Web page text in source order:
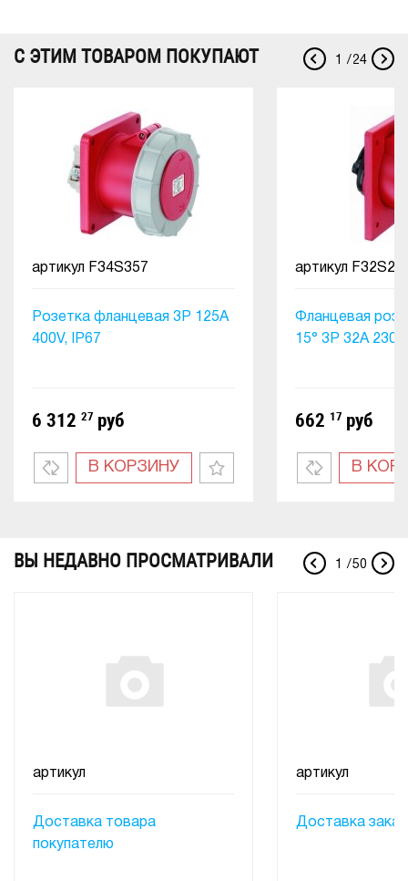
С ЭТИМ ТОВАРОМ ПОКУПАЮТ / 24
Розетка фланцевая 3Р 125А
400V, IP67
артикул F34S357
6 312 27 руб
В КОРЗИНУ
Фланцевая
15° 3P 32A
артикул
662 17 руб
В
1
ВЫ НЕДАВНО ПРОСМАТРИВАЛИ /50
Доставка товара
покупателю
артикул
Доставка
артикул
1